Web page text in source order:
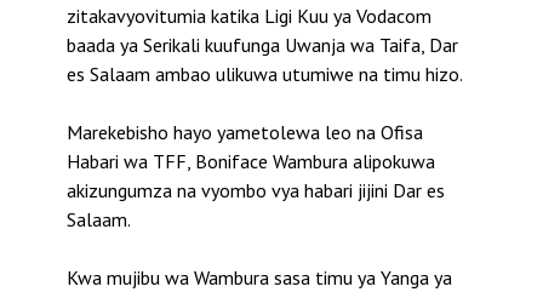
zitakavyovitumia katika Ligi Kuu ya Vodacom
baada ya Serikali kuufunga Uwanja wa Taifa, Dar
es Salaam ambao ulikuwa utumiwe na timu hizo.
Marekebisho hayo yametolewa leo na Ofisa
Habari wa TFF, Boniface Wambura alipokuwa
akizungumza na vyombo vya habari jijini Dar es
Salaam.
Kwa mujibu wa Wambura sasa timu ya Yanga ya